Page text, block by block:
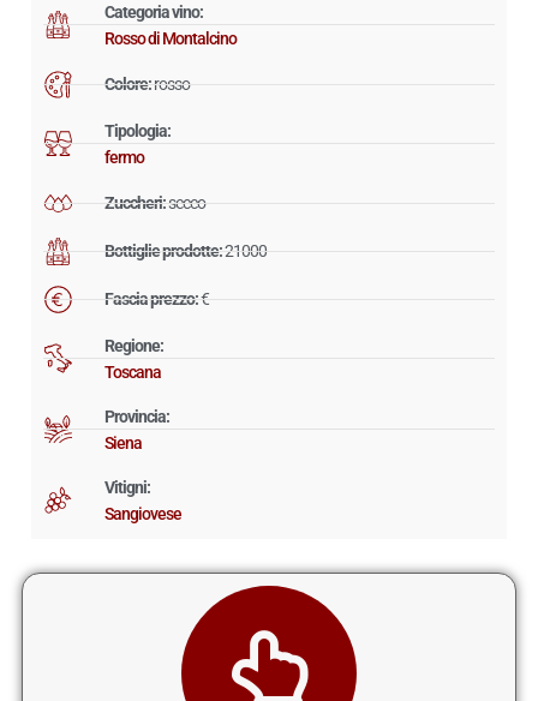
Categoria vino:
Rosso di Montalcino
Colore:rosso
Tipologia:
fermo
Zuccheri:secco
Bottiglie prodotte:21000
Fascia prezzo:€
Regione:
Toscana
Provincia:
Siena
Vitigni:
Sangiovese